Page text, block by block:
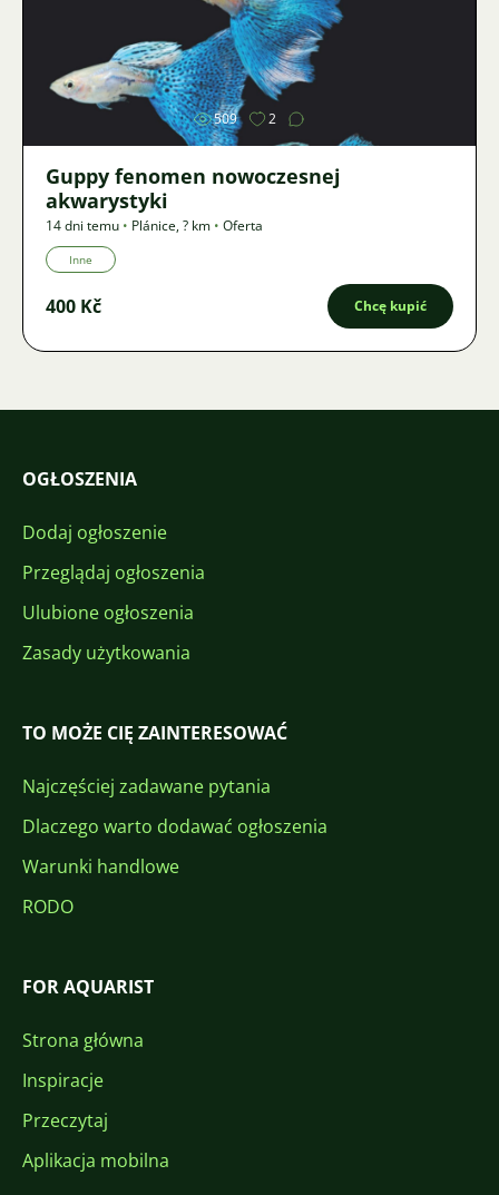
Zdjęcie
509 2
Guppy fenomen nowoczesnej
akwarystyki
14 dni temu • Plánice,? km • Oferta
Inne
400 Kč Chcę kupić
OGŁOSZENIA
Dodaj ogłoszenie
Przeglądaj ogłoszenia
Ulubione ogłoszenia
Zasady użytkowania
TO MOŻE CIĘ ZAINTERESOWAĆ
Najczęściej zadawane pytania
Dlaczego warto dodawać ogłoszenia
Warunki handlowe
RODO
FOR AQUARIST
Strona główna
Inspiracje
Przeczytaj
Aplikacja mobilna